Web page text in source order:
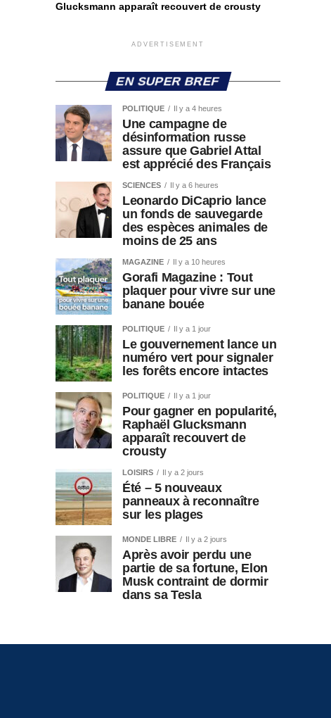
Glucksmann apparaît recouvert de crousty
ADVERTISEMENT
EN SUPER BREF
POLITIQUE Il y a 4 heures
Une campagne de
désinformation russe
assure que Gabriel Attal
est apprécié des Français
SCIENCES Il y a 6 heures
Leonardo DiCaprio lance
un fonds de sauvegarde
des espèces animales de
moins de 25 ans
MAGAZINE Il y a 10 heures
Gorafi Magazine : Tout
plaquer pour vivre sur une
banane bouée
POLITIQUE Il y a 1 jour
Le gouvernement lance un
numéro vert pour signaler
les forêts encore intactes
POLITIQUE Il y a 1 jour
Pour gagner en popularité,
Raphaël Glucksmann
apparaît recouvert de
crousty
LOISIRS Il y a 2 jours
Été – 5 nouveaux
panneaux à reconnaître
sur les plages
MONDE LIBRE Il y a 2 jours
Après avoir perdu une
partie de sa fortune, Elon
Musk contraint de dormir
dans sa Tesla